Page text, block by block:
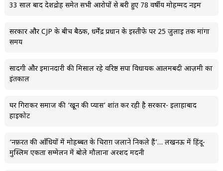
33 साल बाद देशद्रोह समेत सभी आरोपों से बरी हुए 78 वर्षीय मोहम्मद नईम
सरकार और CJP के बीच बैठक, धर्मेंद्र प्रधान के इस्तीफे पर 25 जुलाई तक मांगा
समय
सादगी और ईमानदारी की मिसाल रहे वरिष्ठ सपा विधायक आलमबदी आज़मी का
इंतकाल
घर गिराकर समाज की ‘खून की प्यास’ शांत कर रही है सरकार- इलाहाबाद
हाईकोर्ट
‘नफ़रत की आँधियों में मोहब्बत के चिराग़ जलाने निकले हैं’… लखनऊ में हिंदू-
मुस्लिम एकता सम्मेलन में बोले मौलाना अरशद मदनी